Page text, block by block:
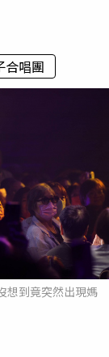
合唱團
想到竟突然出現媽